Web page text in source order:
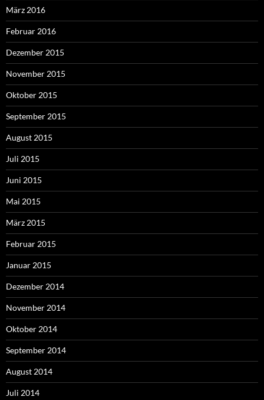
März 2016
Februar 2016
Dezember 2015
November 2015
Oktober 2015
September 2015
August 2015
Juli 2015
Juni 2015
Mai 2015
März 2015
Februar 2015
Januar 2015
Dezember 2014
November 2014
Oktober 2014
September 2014
August 2014
Juli 2014